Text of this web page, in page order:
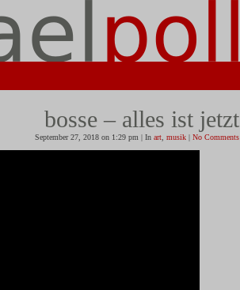
bosse – alles ist jetzt
September 27, 2018 on 1:29 pm | In art, musik| No Comments